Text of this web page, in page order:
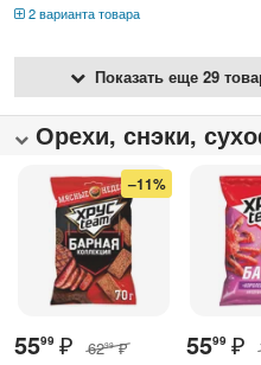
2 варианта товара
Показать еще 29
Орехи, снэки,
–11%
5599 ₽ 6299 ₽ 5599 ₽